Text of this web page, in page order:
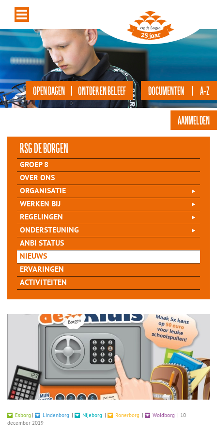
DOCUMENTEN | A-Z
OPEN DAGEN | ONTDEK EN BELEEF
AANMELDEN
rsg de Borgen
GROEP 8
OVER ONS
ORGANISATIE
WERKEN BIJ
REGELINGEN
ONDERSTEUNING
ANBI STATUS
NIEUWS
ERVARINGEN
ACTIVITEITEN
Esborg | Lindenborg | Nijeborg | Ronerborg | Woldborg | 10
december 2019